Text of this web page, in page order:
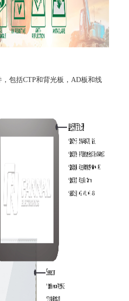
包括CTP和背光板，AD板和线